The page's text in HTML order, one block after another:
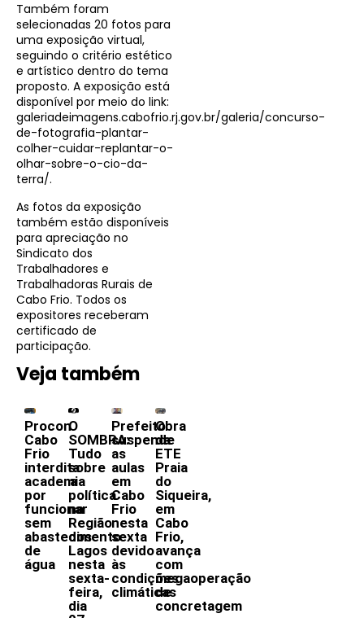
Também foram
selecionadas 20 fotos para
uma exposição virtual,
seguindo o critério estético
e artístico dentro do tema
proposto. A exposição está
disponível por meio do link:
galeriadeimagens.cabofrio.rj.gov.br/galeria/concurso-
de-fotografia-plantar-
colher-cuidar-replantar-o-
olhar-sobre-o-cio-da-
terra/.
As fotos da exposição
também estão disponíveis
para apreciação no
Sindicato dos
Trabalhadores e
Trabalhadoras Rurais de
Cabo Frio. Todos os
expositores receberam
certificado de
participação.
Veja também
Procon
Cabo
Frio
interdita
academia
por
funcionar
sem
abastecimento
de
água
O
SOMBRA:
Tudo
sobre
a
política
na
Região
dos
Lagos
nesta
sexta-
feira,
dia
Prefeito
suspende
as
aulas
em
Cabo
Frio
nesta
sexta
devido
às
condições
climáticas
Obra
da
ETE
Praia
do
Siqueira,
em
Cabo
Frio,
avança
com
megaoperação
de
concretagem